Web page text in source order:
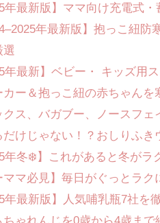
年最新版】ママ向け充電式
年最新版】抱っこ紐
選
年最新】ベビー・ キッズ用
カー＆抱っこ紐の赤ちゃん
クス、バガブー、ノースフェ
だけじゃない！？おしりふ
年冬❄️】これがあると冬が
ママ必見】毎日がぐっとラ
年最新版】人気哺乳瓶7社を